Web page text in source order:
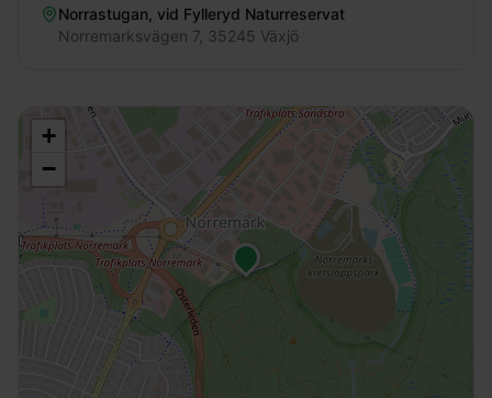
Norrastugan, vid Fylleryd Naturreservat
Norremarksvägen 7, 35245 Växjö
+
−